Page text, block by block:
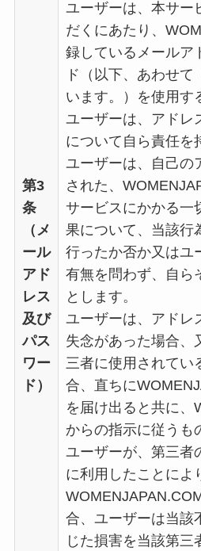
第3
条
（メ
ール
アド
レス
及び
パス
ワー
ド）
ユーザーは、本サー
だくにあたり、
録しているメールア
ド（以下、あわせ
います。）を使用す
ユーザーは、アドレ
について自ら責任を
ユーザーは、自己の
された、
サービスにかかる一
果について、当該行
行ったか否か又はユ
有無を問わず、自ら
とします。
ユーザーは、アドレ
失念があった場合、
三者に使用されてい
合、直ちに
を届け出ると共に、
からの指示に従うも
ユーザーが、第三者
に利用したことによ
合、ユーザーは当該
じた損害を当該第三